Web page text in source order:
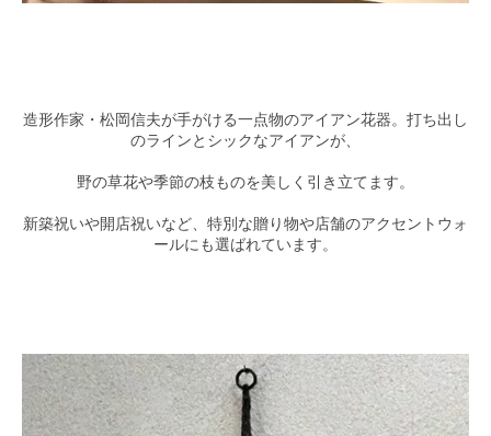
造形作家・松岡信夫が手がける一点物のアイアン花器。打ち出し
のラインとシックなアイアンが、
野の草花や季節の枝ものを美しく引き立てます。
新築祝いや開店祝いなど、特別な贈り物や店舗のアクセントウォ
ールにも選ばれています。